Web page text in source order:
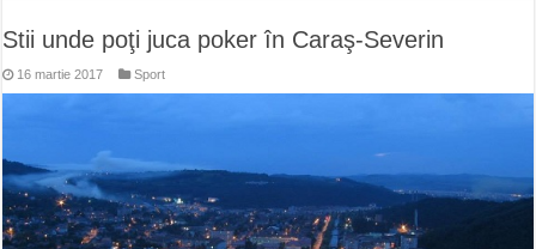
Stii unde poţi juca poker în Caraş-Severin
16 martie 2017 Sport